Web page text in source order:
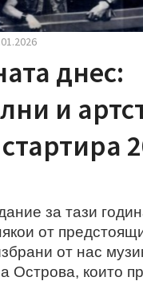
днес:
и
за тази
от
от нас
Острова, които